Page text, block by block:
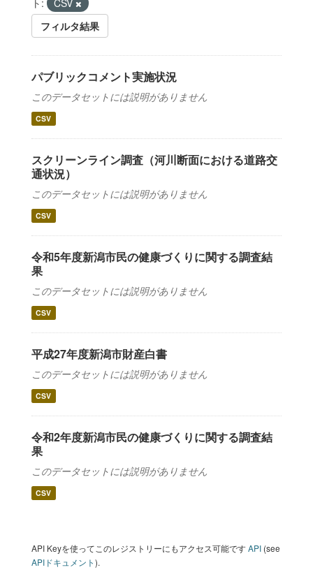
ト:
CSV
フィルタ結果
パブリックコメント実施状況
このデータセットには説明がありません
CSV
スクリーンライン調査（河川断面における道路交
通状況）
このデータセットには説明がありません
CSV
令和5年度新潟市民の健康づくりに関する調査結
果
このデータセットには説明がありません
CSV
平成27年度新潟市財産白書
このデータセットには説明がありません
CSV
令和2年度新潟市民の健康づくりに関する調査結
果
このデータセットには説明がありません
CSV
API Keyを使ってこのレジストリーにもアクセス可能ですAPI (see
APIドキュメント).